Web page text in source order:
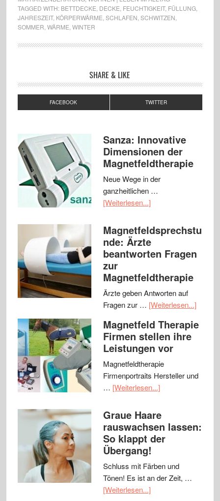
TAGGED WITH: BETTDECKE DECKE FEUCHTIGKEIT, FÜLLUNG,
JAHRESZEIT, KÖRPERWÄRME SCHLAFEN SCHWITZEN
SOMMER WÄRME WINTER
SHARE & LIKE
FACEBOOK TWITTER
Sanza: Innovative
Dimensionen der
Magnetfeldtherapie
Neue Wege in der
ganzheitlichen …
[Weiterlesen...]
Magnetfeldsprechstu
nde: Ärzte
beantworten Fragen
zur
Magnetfeldtherapie
Ärzte geben Antworten auf
Fragen zur … [Weiterlesen...]
Magnetfeld Therapie
Firmen stellen ihre
Leistungen vor
Magnetfeldtherapie
Firmenportraits Hersteller und
… [Weiterlesen...]
Graue Haare
rauswachsen lassen:
So klappt der
Übergang!
Schluss mit Färben und
Tönen! Es ist an der Zeit, …
[Weiterlesen...]